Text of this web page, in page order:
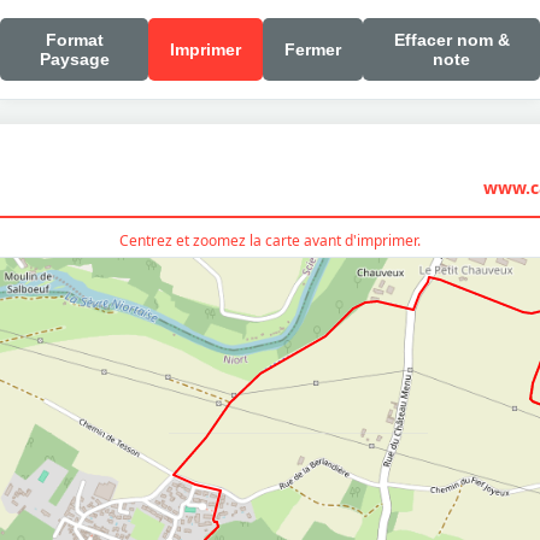
Format
Paysage
Imprimer Fermer
Effacer nom &
note
Centrez et zoomez la carte avant d'imprimer.